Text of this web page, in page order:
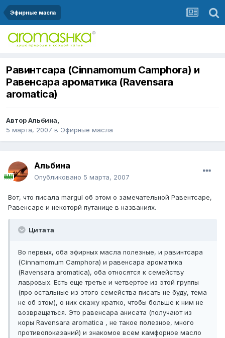
Эфирные масла
Равинтсара (Cinnamomum Camphora) и
Равенсара ароматика (Ravensara
aromatica)
АвторАльбина,
5 марта, 2007 в Эфирные масла
Альбина
Опубликовано 5 марта, 2007
Вот, что писала margul об этом о замечательной Равентсаре,
Равенсаре и некоторй путанице в названиях.
Цитата
Во первых, оба эфирных масла полезные, и равинтсара
(Cinnamomum Camphora) и равенсара ароматика
(Ravensara aromatica), оба относятся к семейству
лавровых. Есть еще третье и четвертое из этой группы
(про остальные из этого семейства писать не буду, тема
не об этом), о них скажу кратко, чтобы больше к ним не
возвращаться. Это равенсара анисата (получают из
коры Ravensara aromatica , не такое полезное, много
противопоказаний) и знакомое всем камфорное масло